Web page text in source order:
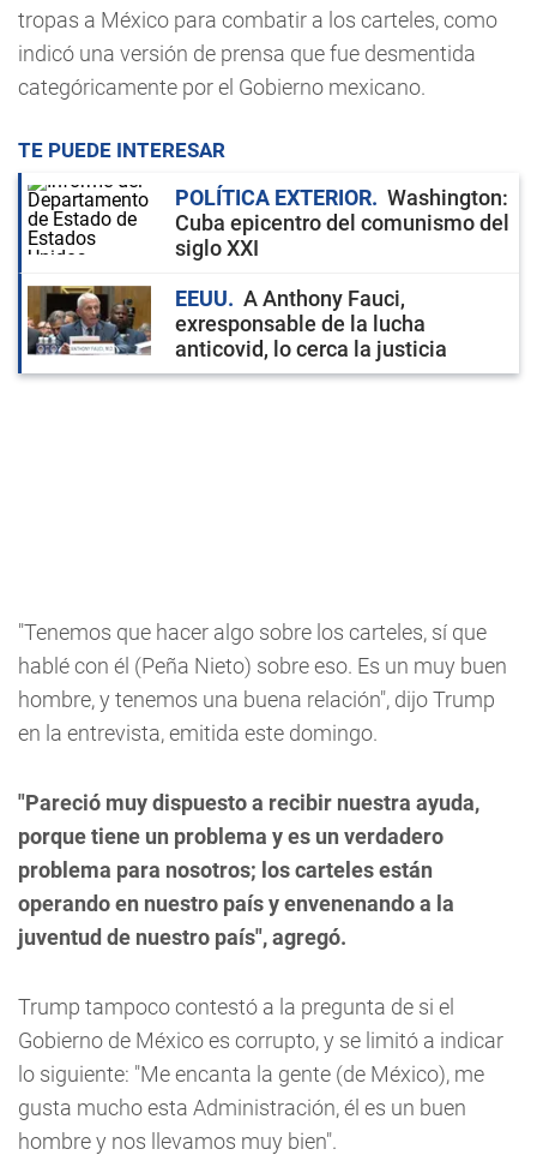
tropas a México para combatir a los carteles, como
indicó una versión de prensa que fue desmentida
categóricamente por el Gobierno mexicano.
TE PUEDE INTERESAR
POLÍTICA EXTERIOR
Washington:
Cuba epicentro del comunismo del
siglo XXI
EEUU
A Anthony Fauci,
exresponsable de la lucha
anticovid, lo cerca la justicia
"Tenemos que hacer algo sobre los carteles, sí que
hablé con él (Peña Nieto) sobre eso. Es un muy buen
hombre, y tenemos una buena relación", dijo Trump
en la entrevista, emitida este domingo.
"Pareció muy dispuesto a recibir nuestra ayuda,
porque tiene un problema y es un verdadero
problema para nosotros; los carteles están
operando en nuestro país y envenenando a la
juventud de nuestro país", agregó.
Trump tampoco contestó a la pregunta de si el
Gobierno de México es corrupto, y se limitó a indicar
lo siguiente: "Me encanta la gente (de México), me
gusta mucho esta Administración, él es un buen
hombre y nos llevamos muy bien".